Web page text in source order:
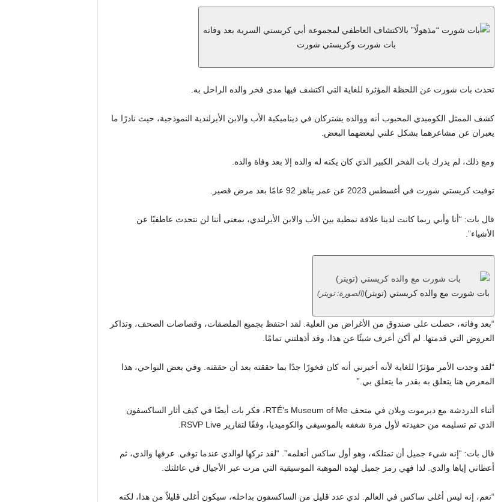
بات شورت وكريستي شورت
تحدث بات شورت عن اللحظة المؤثرة للغاية التي اكتشف فيها مدى فخر والده الراحل به.
كشف الممثل الكوميدي المحبوب أنه ووالده يشتركان في ديناميكية الأب والابن الأيرلندية النموذجية، حيث نادرًا ما
يعبران عن مشاعرهما بشكل علني لبعضهما البعض.
ومع ذلك، لم يدرك بات الفخر الكبير الذي كان يكنه له والده إلا بعد وفاة والده
توفيت كريستي شورت في أغسطس 2023 عن عمر يناهز 92 عامًا بعد مرض قصير.
قال بات: “أنا وأبي ربما كانت لدينا علاقة نمطية بين الأب والابن الأيرلندي، بمعنى أننا لن نتحدث عاطفيًا عن
الأشياء”.
بات شورت مع والده كريستي (تويتر)(الصورة: تويتر)
“بعد وفاته، حصلت على صندوق من الأغراض من العلية. لقد احتفظ بجميع الملصقات، وقصاصات الصحف، وتذاكر
العروض التي قدمتها. لم أكن أعرف شيئًا عن هذا، وقد أذهلتني تمامًا.
“لقد وجدت الأمر مؤثرًا للغاية لأنه أخبرني أنه كان فخورًا جدًا بما حققته بعد أن حققته. وفي بعض النواحي، هذا
المعرض هنا يتعلق به بقدر ما يتعلق بي.”
أثناء الدردشة مع ديرموت ويلان في متحف RTÉ’s Museum of Me، فكر بات أيضًا في كيف أثار الساكسفون
الذي تم تسليمه من حفيدته لأول مرة شغفه بالموسيقى والكوميديا، وفقًا لتقارير RSVP Live.
قال بات: “إنه شيء جميل أن تمتلكه، وهو أول ساكس أتعلمه”. “لقد تركها لوالدي عندما توفي. عزفها والدي، ثم
أعطاني إياها والدي. لذا فهي رمز جميل لهذه الموهبة الموسيقية التي مرت عبر الأجيال في عائلتك.
“نعم، إنه ليس أغلى ساكس في العالم. لدي عدد قليل من الساكسفون بداخله، سيكون أغلى قليلاً من هذا، لكنه